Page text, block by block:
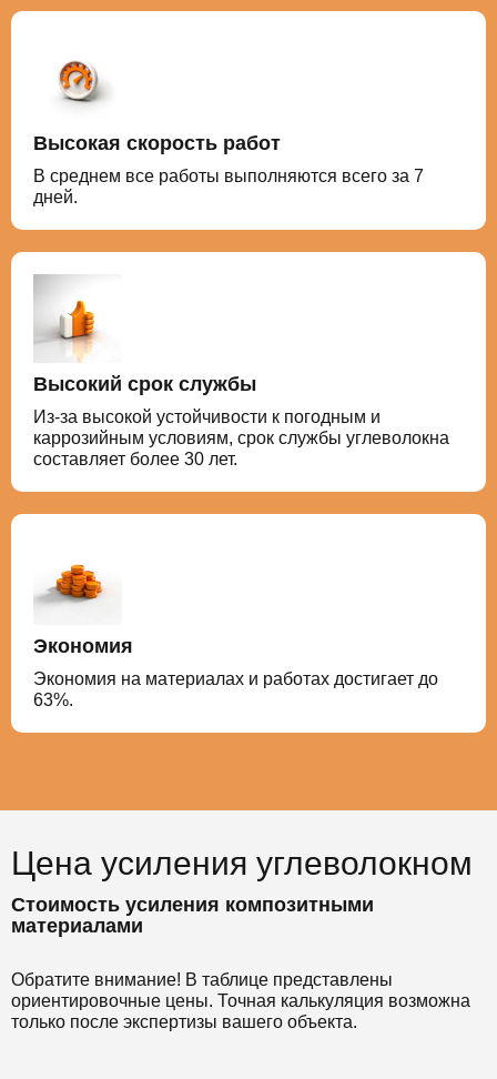
Высокая скорость работ
В среднем все работы выполняются всего за 7
дней.
Высокий срок службы
Из-за высокой устойчивости к погодным и
каррозийным условиям, срок службы углеволокна
составляет более 30 лет.
Экономия
Экономия на материалах и работах достигает до
63%.
Цена усиления углеволокном
Стоимость усиления композитными
материалами
Обратите внимание! В таблице представлены
ориентировочные цены. Точная калькуляция возможна
только после экспертизы вашего объекта.